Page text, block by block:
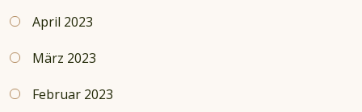
April 2023
März 2023
Februar 2023